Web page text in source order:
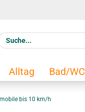
Alltag Bad/WC
bis 10 km/h